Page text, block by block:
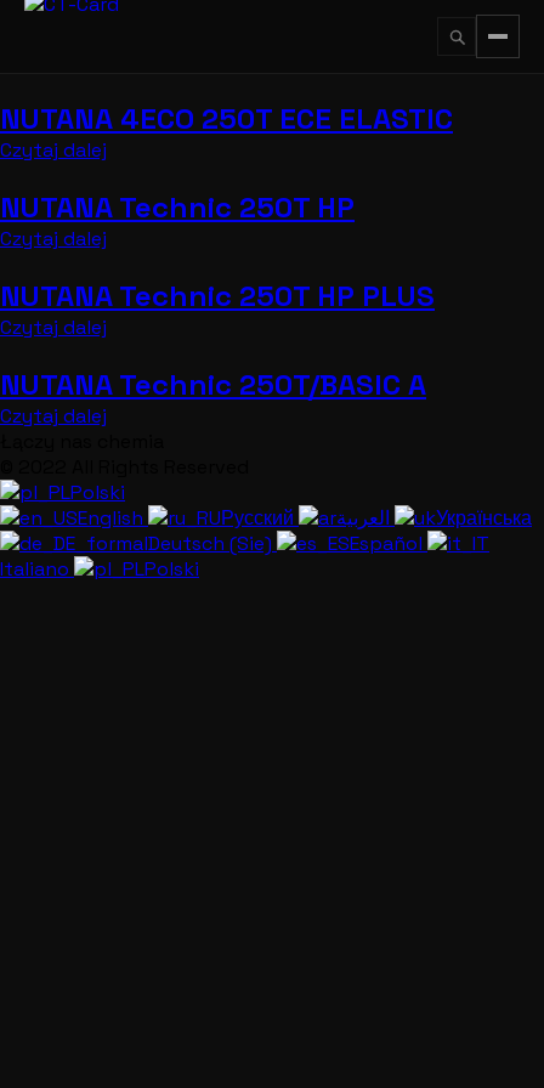
Przejdź
ESC
NUTANA 4ECO 250T ECE ELASTIC
Czytaj dalej
NUTANA Technic 250T HP
Czytaj dalej
NUTANA Technic 250T HP PLUS
Czytaj dalej
NUTANA Technic 250T/BASIC A
Czytaj dalej
Polski
English
Русский
Українська
Deutsch (Sie)
Español
Italiano
Polski